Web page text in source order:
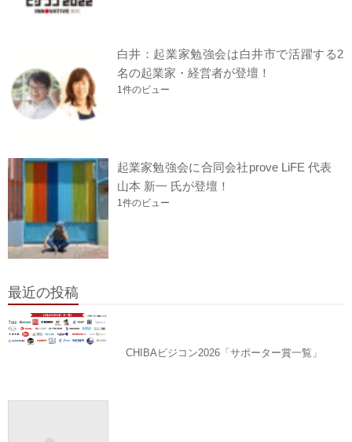
白井：起業家勉強会は白井市で活躍する2
名の起業家・経営者が登壇！
1件のビュー
起業家勉強会に合同会社prove LiFE 代表
山本 新一 氏が登壇！
1件のビュー
最近の投稿
CHIBAビジコン2026「サポーター賞一覧」